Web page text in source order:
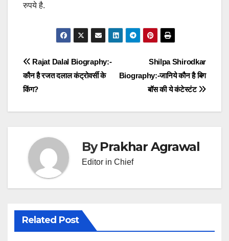
रुपये है.
Post
navigation
Shilpa Shirodkar
Biography:-जानिये कौन है बिग
बॉस की ये कंटेस्टंट
Rajat Dalal Biography:-
कौन है रजत दलाल कंट्रोवर्सी के
किंग?
ByPrakhar Agrawal
Editor in Chief
Related Post